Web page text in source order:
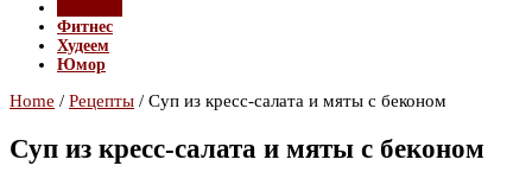
Фитнес
Худеем
Юмор
Home / Рецепты / Суп из кресс-салата и мяты с беконом
Суп из кресс-салата и мяты с беконом